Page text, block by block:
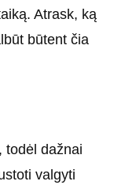
Atrask, ką
būtent čia
todėl dažnai
valgyti